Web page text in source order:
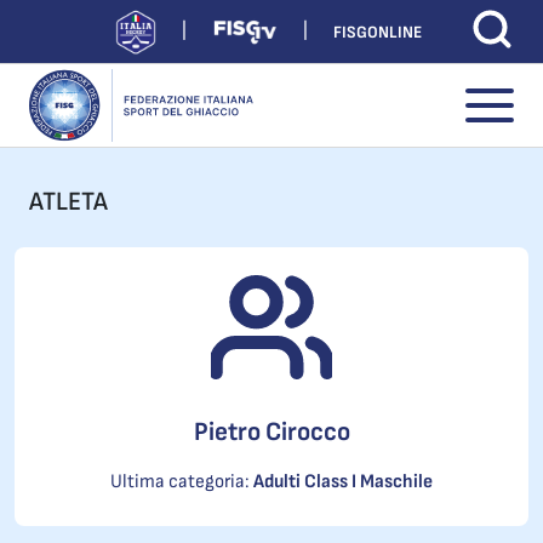
FISGONLINE
ATLETA
Pietro Cirocco
Ultima categoria: Adulti Class I Maschile